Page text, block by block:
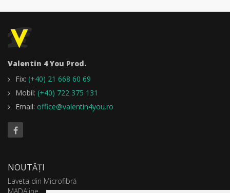
Valentin 4 You Prod.
Fix: (+40) 21 668 60 69
Mobil: (+40) 722 375 131
Email: office@valentin4you.ro
NOUTĂȚI
Laveta din Microfibră